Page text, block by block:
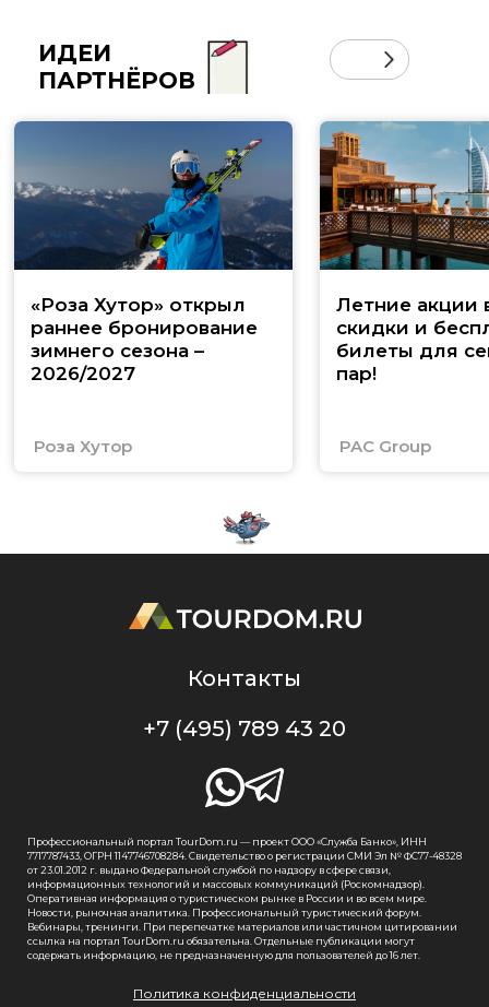
ИДЕИ
ПАРТНЁРОВ
«Роза Хутор» открыл
раннее бронирование
зимнего сезона –
2026/2027
Роза Хутор
Летние акции
скидки и
билеты для
пар!
PAC Group
Контакты
+7 (495) 789 43 20
Профессиональный портал TourDom.ru — проект ООО «Служба Банко», ИНН
7717787433, ОГРН 1147746708284. Свидетельство о регистрации СМИ Эл № ФС77-48328
от 23.01.2012 г. выдано Федеральной службой по надзору в сфере связи,
информационных технологий и массовых коммуникаций (Роскомнадзор).
Оперативная информация о туристическом рынке в России и во всем мире.
Новости, рыночная аналитика. Профессиональный туристический форум.
Вебинары, тренинги. При перепечатке материалов или частичном цитировании
ссылка на портал TourDom.ru обязательна. Отдельные публикации могут
содержать информацию, не предназначенную для пользователей до 16 лет.
Политика конфиденциальности